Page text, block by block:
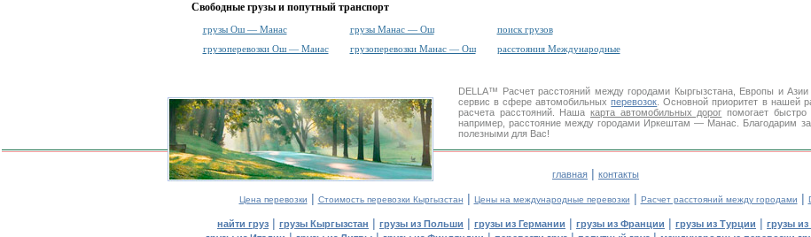
Свободные грузы и попутный транспорт
грузы Ош — Манас грузы Манас — Ош
поиск грузов
грузоперевозки Ош — Манас
грузоперевозки Манас — Ош расстояния Международные
DELLA™ Расчет расстояний между городами Кыргызстана, Европы и
сервис в сфере автомобильныхперевозок . Основной приоритет в нашей
расчета расстояний. Наша карта автомобильных дорог помогает быстро
например, расстояние между городами Иркештам — Манас. Благодарим
полезными для Вас!
главная | контакты
Цена перевозки | Стоимость перевозки Кыргызстан | Цены на международные перевозки | Расчет расстояний между городами |
найти груз | грузы Кыргызстан | грузы из Польши | грузы из Германии | грузы из Франции | грузы из Турции | грузы